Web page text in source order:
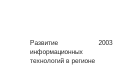
Развитие
информационных
технологий в регионе
2003